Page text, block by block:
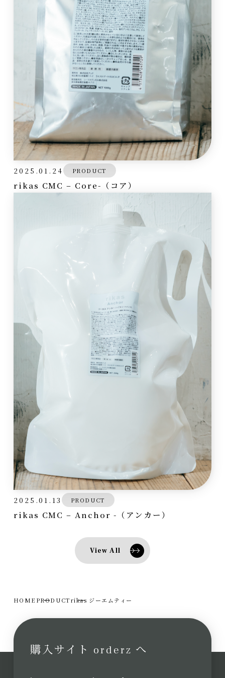
2025.01.24 PRODUCT
rikas CMC – Core-（コア）
2025.01.13 PRODUCT
rikas CMC – Anchor -（アンカー）
View All
HOME PRODUCTrikas ジーエムティー
購入サイト orderz へ